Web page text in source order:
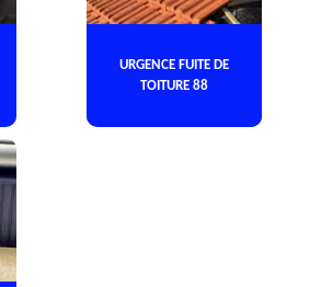
URGENCE FUITE DE
TOITURE 88